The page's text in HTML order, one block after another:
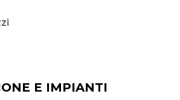
E IMPIANTI